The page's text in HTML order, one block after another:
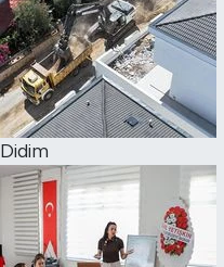
Didim